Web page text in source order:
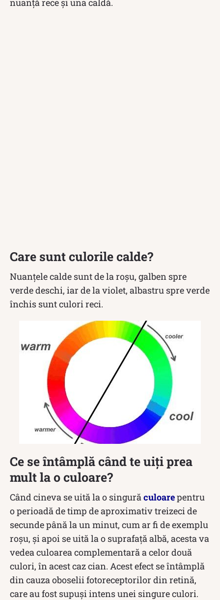
Care sunt culorile calde?
Nuanțele calde sunt de la roșu, galben spre
verde deschi, iar de la violet, albastru spre verde
închis sunt culori reci.
Ce se întâmplă când te uiți prea
mult la o culoare?
Când cineva se uită la o singură culoarepentru
o perioadă de timp de aproximativ treizeci de
secunde până la un minut, cum ar fi de exemplu
roșu, și apoi se uită la o suprafață albă, acesta va
vedea culoarea complementară a celor două
culori, în acest caz cian. Acest efect se întâmplă
din cauza oboselii fotoreceptorilor din retină,
care au fost supuși intens unei singure culori.